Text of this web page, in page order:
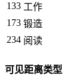
133 工作
173 锻造
234 阅读
可见距离类型